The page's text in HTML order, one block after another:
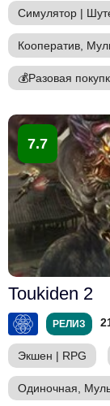
Симулятор |
Кооператив,
💰Разовая
7.7
Toukiden 2
РЕЛИЗ
Экшен | RPG
Одиночная,